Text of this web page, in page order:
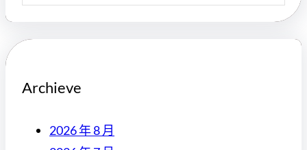
Archieve
2026 年 8 月